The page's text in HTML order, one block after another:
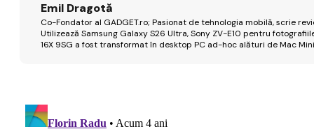
Emil Dragotă
Co-Fondator al GADGET.ro; Pasionat de tehnologia mobilă, scrie
Utilizează Samsung Galaxy S26 Ultra, Sony ZV-E10 pentru
16X 9SG a fost transformat în desktop PC ad-hoc alături de Mac